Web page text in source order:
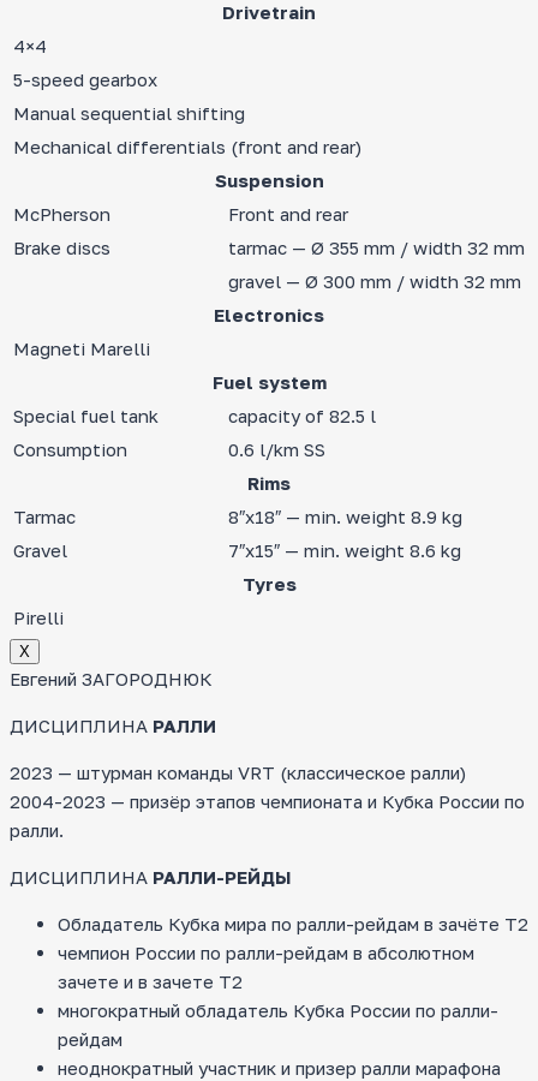
Drivetrain
4×4
5-speed gearbox
Manual sequential shifting
Mechanical differentials (front and rear)
Suspension
McPherson
Front and rear
Brake discs
tarmac — Ø 355 mm / width 32 mm
gravel — Ø 300 mm / width 32 mm
Electronics
Magneti Marelli
Fuel system
Special fuel tank
capacity of 82.5 l
Consumption
0.6 l/km SS
Rims
Tarmac
8″x18″ — min. weight 8.9 kg
Gravel
7″x15″ — min. weight 8.6 kg
Tyres
Pirelli
Х
Евгений ЗАГОРОДНЮК
ДИСЦИПЛИНА РАЛЛИ
2023 — штурман команды VRT (классическое ралли)
2004-2023 — призёр этапов чемпионата и Кубка России по
ралли.
ДИСЦИПЛИНА РАЛЛИ-РЕЙДЫ
Обладатель Кубка мира по ралли-рейдам в зачёте Т2
чемпион России по ралли-рейдам в абсолютном
зачете и в зачете Т2
многократный обладатель Кубка России по ралли-
рейдам
неоднократный участник и призер ралли марафона